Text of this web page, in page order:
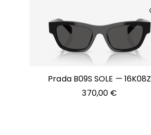
Prada B09S SOLE — 16K08Z
370,00 €